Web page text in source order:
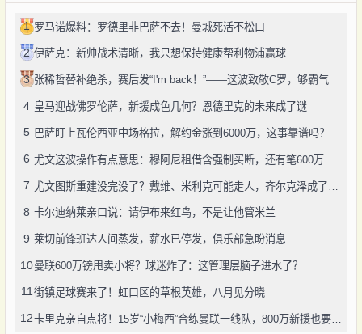
1 罗马诺爆料：罗德里非巴萨不去！曼城死活不松口
2 伊萨克：新帅战术清晰，我只想保持健康帮利物浦赢球
3 张稀哲替补绝杀，赛后发“I'm back！”——这波致敬C罗，够霸气
4 皇马迎战佛罗伦萨，新援成色几何？恩德里克的未来成了谜
5 巴萨盯上瓦伦西亚中场格拉，解约金涨到6000万，这事靠谱吗？
6
7
8 卡尔迪纳莱亲口说：请伊布来红鸟，不是让他管米兰
9 莱切前锋班达人间蒸发，薪水已停发，俱乐部急盼消息
10曼联600万镑甩卖小将？球迷炸了：这管理层脑子进水了？
11街镇足球赛来了！虹口区的草根英雄，八月见分晓
12 卡里克亲自点将！15岁“小梅西”合练曼联一线队，800万新援也要露脸